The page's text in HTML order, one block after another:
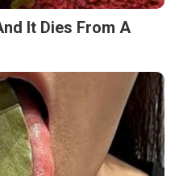
It Dies From A